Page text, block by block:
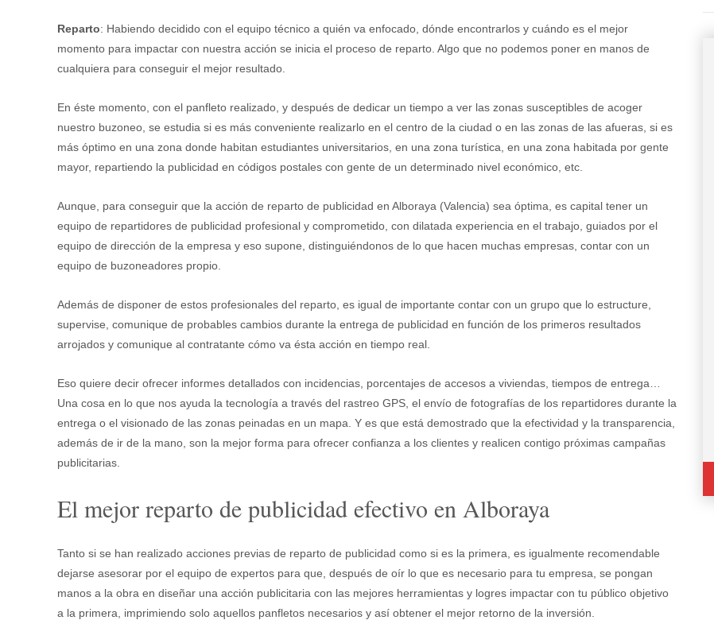
Reparto: Habiendo decidido con el equipo técnico a quién va enfocado, dónde encontrarlos y cuándo es el mejor
momento para impactar con nuestra acción se inicia el proceso de reparto. Algo que no podemos poner en manos de
cualquiera para conseguir el mejor resultado.
En éste momento, con el panfleto realizado, y después de dedicar un tiempo a ver las zonas susceptibles de acoger
nuestro buzoneo, se estudia si es más conveniente realizarlo en el centro de la ciudad o en las zonas de las afueras, si es
más óptimo en una zona donde habitan estudiantes universitarios, en una zona turística, en una zona habitada por gente
mayor, repartiendo la publicidad en códigos postales con gente de un determinado nivel económico, etc.
Aunque, para conseguir que la acción de reparto de publicidad en Alboraya (Valencia) sea óptima, es capital tener un
equipo de repartidores de publicidad profesional y comprometido, con dilatada experiencia en el trabajo, guiados por el
equipo de dirección de la empresa y eso supone, distinguiéndonos de lo que hacen muchas empresas, contar con un
equipo de buzoneadores propio.
Además de disponer de estos profesionales del reparto, es igual de importante contar con un grupo que lo estructure,
supervise, comunique de probables cambios durante la entrega de publicidad en función de los primeros resultados
arrojados y comunique al contratante cómo va ésta acción en tiempo real.
Eso quiere decir ofrecer informes detallados con incidencias, porcentajes de accesos a viviendas, tiempos de entrega…
Una cosa en lo que nos ayuda la tecnología a través del rastreo GPS, el envío de fotografías de los repartidores durante la
entrega o el visionado de las zonas peinadas en un mapa. Y es que está demostrado que la efectividad y la transparencia,
además de ir de la mano, son la mejor forma para ofrecer confianza a los clientes y realicen contigo próximas campañas
publicitarias.
El mejor reparto de publicidad efectivo en Alboraya
Tanto si se han realizado acciones previas de reparto de publicidad como si es la primera, es igualmente recomendable
dejarse asesorar por el equipo de expertos para que, después de oír lo que es necesario para tu empresa, se pongan
manos a la obra en diseñar una acción publicitaria con las mejores herramientas y logres impactar con tu público objetivo
a la primera, imprimiendo solo aquellos panfletos necesarios y así obtener el mejor retorno de la inversión.